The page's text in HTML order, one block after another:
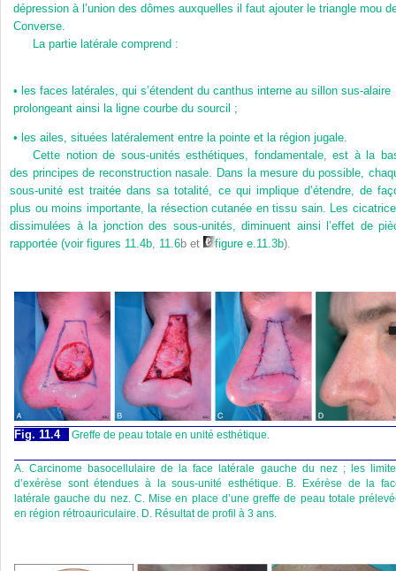
dépression à l’union des dômes auxquelles il faut ajouter le triangle mou
Converse.
La partie latérale comprend :
• les faces latérales, qui s’étendent du canthus interne au sillon sus-alaire
prolongeant ainsi la ligne courbe du sourcil ;
• les ailes, situées latéralement entre la pointe et la région jugale.
Cette notion de sous-unités esthétiques, fondamentale, est à la
des principes de reconstruction nasale. Dans la mesure du possible,
sous-unité est traitée dans sa totalité, ce qui implique d’étendre, de
plus ou moins importante, la résection cutanée en tissu sain. Les
dissimulées à la jonction des sous-unités, diminuent ainsi l’effet de
rapportée (voir figures 11.4b 11.6b et figure e.11.3b).
Fig. 11.4 Greffe de peau totale en unité esthétique.
A. Carcinome basocellulaire de la face latérale gauche du nez ; les
d’exérèse sont étendues à la sous-unité esthétique. B. Exérèse de la
latérale gauche du nez. C. Mise en place d’une greffe de peau totale
en région rétroauriculaire. D. Résultat de profil à 3 ans.